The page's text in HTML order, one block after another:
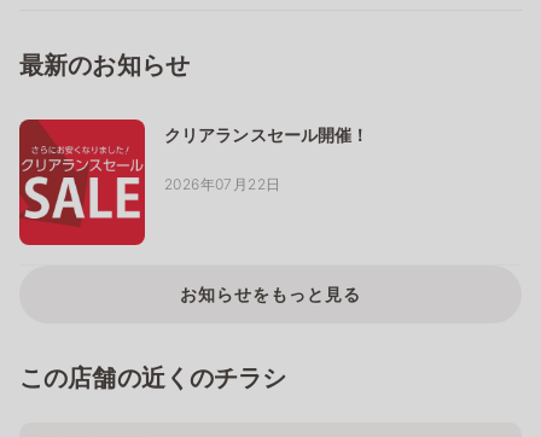
最新のお知らせ
クリアランスセール開催！
2026年07月22日
お知らせをもっと見る
この店舗の近くのチラシ